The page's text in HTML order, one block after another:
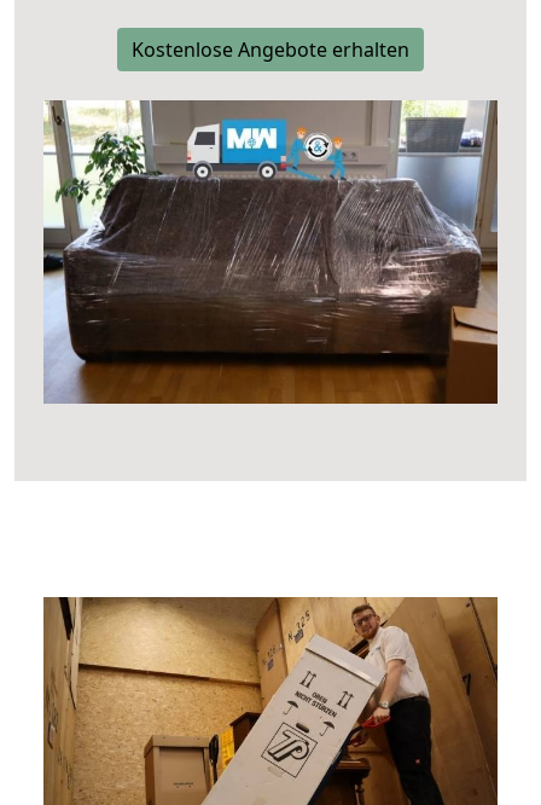
Kostenlose Angebote erhalten